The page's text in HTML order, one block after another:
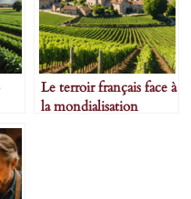
Le terroir français face à
la mondialisation